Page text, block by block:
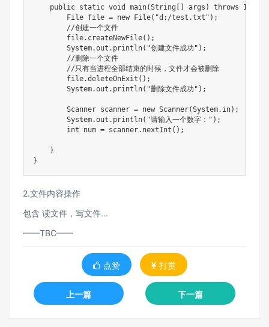
public static void main(String[] args) throws
        File file = new File("d:/test.txt");
        //创建一个文件
        file.createNewFile();
        System.out.println("创建文件成功");
        //删除一个文件
        //只有当进程全部结束的时候，文件才会被删除
        file.deleteOnExit();
        System.out.println("删除文件成功");
        Scanner scanner = new Scanner(System.in);
        System.out.println("请输入一个数字：");
        int num = scanner.nextInt();
    }
2.文件内容操作
包含 读文件，写文件...
——TBC——
点赞 打赏
上一篇 下一篇